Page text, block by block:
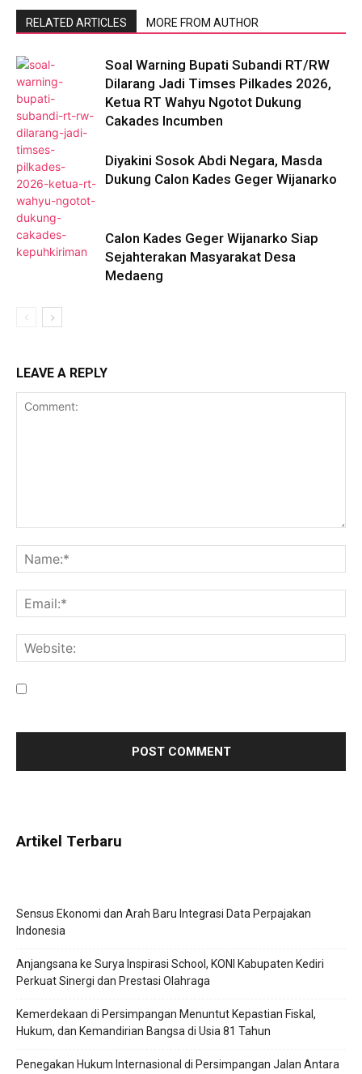
RELATED ARTICLES MORE FROM AUTHOR
Soal Warning Bupati Subandi RT/RW
Dilarang Jadi Timses Pilkades 2026,
Ketua RT Wahyu Ngotot Dukung
Cakades Incumben
Diyakini Sosok Abdi Negara, Masda
Dukung Calon Kades Geger Wijanarko
Calon Kades Geger Wijanarko Siap
Sejahterakan Masyarakat Desa
Medaeng
LEAVE A REPLY
Artikel Terbaru
Sensus Ekonomi dan Arah Baru Integrasi Data Perpajakan
Indonesia
Anjangsana ke Surya Inspirasi School, KONI Kabupaten Kediri
Perkuat Sinergi dan Prestasi Olahraga
Kemerdekaan di Persimpangan Menuntut Kepastian Fiskal,
Hukum, dan Kemandirian Bangsa di Usia 81 Tahun
Penegakan Hukum Internasional di Persimpangan Jalan Antara